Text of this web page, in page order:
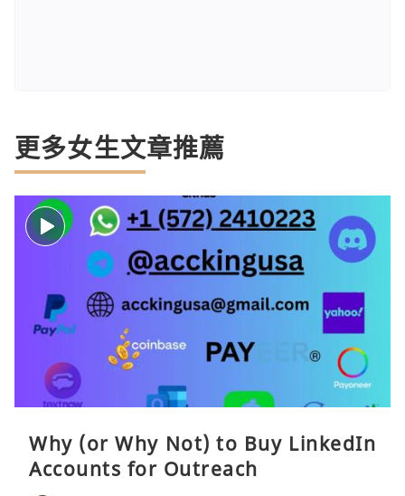
更多女生文章推薦
Why (or Why Not) to Buy LinkedIn
Accounts for Outreach